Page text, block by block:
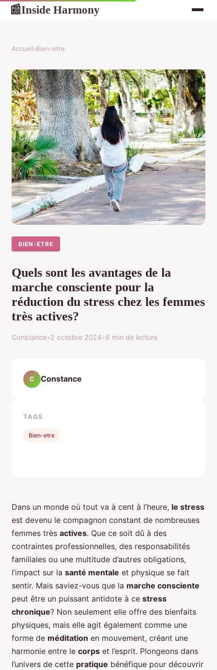
📰Inside Harmony
Accueil›Bien-etre
BIEN-ETRE
Quels sont les avantages de la
marche consciente pour la
réduction du stress chez les femmes
très actives?
Constance•2 octobre 2024•6 min de lecture
Dans un monde où tout va à cent à l’heure, le stress
est devenu le compagnon constant de nombreuses
femmes très actives. Que ce soit dû à des
contraintes professionnelles, des responsabilités
familiales ou une multitude d’autres obligations,
l’impact sur la santé mentale et physique se fait
sentir. Mais saviez-vous que la marche consciente
peut être un puissant antidote à ce stress
chronique? Non seulement elle offre des bienfaits
physiques, mais elle agit également comme une
forme de méditation en mouvement, créant une
harmonie entre le corps et l’esprit. Plongeons dans
l’univers de cette pratique bénéfique pour découvrir
C Constance
TAGS
Bien-etre